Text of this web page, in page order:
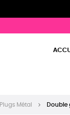
Plugs Métal Double